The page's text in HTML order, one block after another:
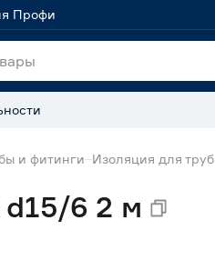
Профи
и фитинги Изоляция для труб
6 2 м